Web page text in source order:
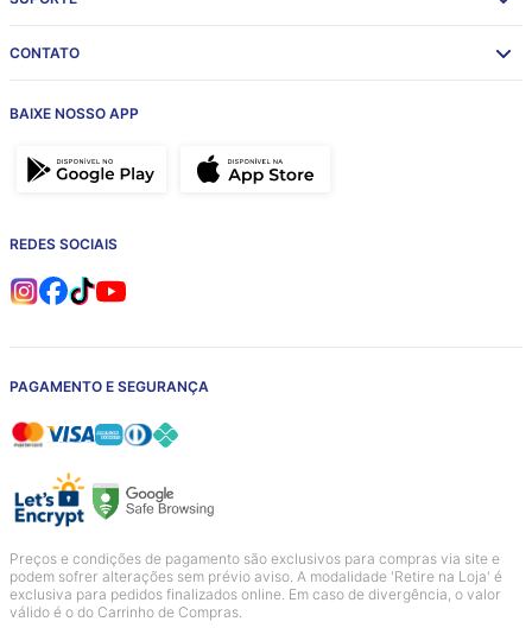
CONTATO
BAIXE NOSSO APP
REDES SOCIAIS
PAGAMENTO E SEGURANÇA
Preços e condições de pagamento são exclusivos para compras via site e
podem sofrer alterações sem prévio aviso. A modalidade 'Retire na Loja' é
exclusiva para pedidos finalizados online. Em caso de divergência, o valor
válido é o do Carrinho de Compras.